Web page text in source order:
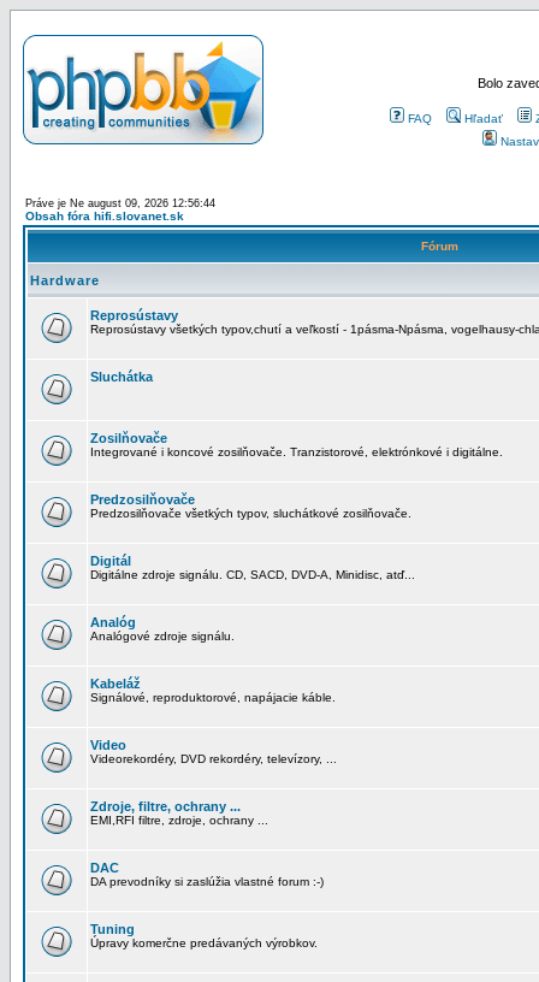
Bolo
FAQ Hľadať
Práve je Ne august 09, 2026 12:56:44
Obsah fóra hifi.slovanet.sk
Fórum
Hardware
Reprosústavy
Reprosústavy všetkých typov,chutí a veľkostí - 1pásma-Npásma, vogelhausy-
Sluchátka
Zosilňovače
Integrované i koncové zosilňovače. Tranzistorové, elektrónkové i digitálne.
Predzosilňovače
Predzosilňovače všetkých typov, sluchátkové zosilňovače.
Digitál
Digitálne zdroje signálu. CD, SACD, DVD-A, Minidisc, atď...
Analóg
Analógové zdroje signálu.
Kabeláž
Signálové, reproduktorové, napájacie káble.
Video
Videorekordéry, DVD rekordéry, televízory, ...
Zdroje, filtre, ochrany ...
EMI,RFI filtre, zdroje, ochrany ...
DAC
DA prevodníky si zaslúžia vlastné forum :-)
Tuning
Úpravy komerčne predávaných výrobkov.